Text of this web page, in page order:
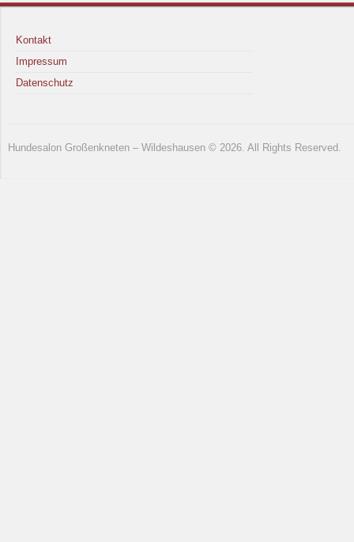
Kontakt
Impressum
Datenschutz
Hundesalon Großenkneten – Wildeshausen © 2026. All Rights Reserved.